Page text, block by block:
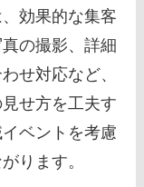
効果的な集客
の撮影、詳細
せ対応など、
せ方を工夫す
ベントを考慮
ります。